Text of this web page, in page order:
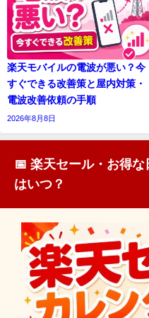
楽天モバイルの電波が悪い？今
すぐできる改善策と屋内対策・
電波改善依頼の手順
2026年8月8日
📅 楽天セール・お得
はいつ？